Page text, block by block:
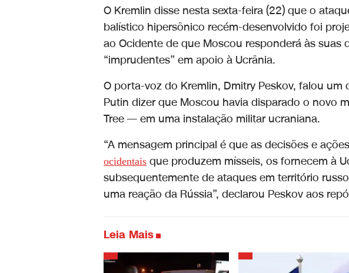
O Kremlin disse nesta sexta-feira (22) que o
balístico hipersônico recém-desenvolvido foi
ao Ocidente de que Moscou responderá às suas
“imprudentes” em apoio à Ucrânia.
O porta-voz do Kremlin, Dmitry Peskov, falou um
Putin dizer que Moscou havia disparado o novo
Tree — em uma instalação militar ucraniana.
“A mensagem principal é que as decisões e
ocidentais que produzem mísseis, os fornecem à
subsequentemente de ataques em território
uma reação da Rússia”, declarou Peskov aos
Leia Mais